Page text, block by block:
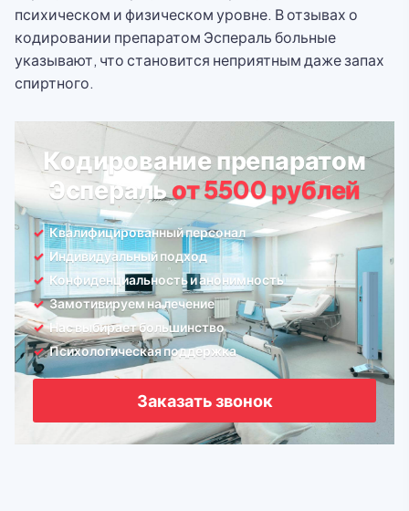
психическом и физическом уровне. В отзывах о
кодировании препаратом Эспераль больные
указывают, что становится неприятным даже запах
спиртного.
Кодирование препаратом
Эсперальот 5500 рублей
Квалифицированный персонал
Индивидуальный подход
Конфиденциальность и анонимность
Замотивируем на лечение
Нас выбирает большинство
Психологическая поддержка
Заказать звонок